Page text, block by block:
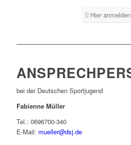
Hier anmelden
bei der Deutschen Sportjugend
Fabienne Müller
Tel.: 0696700-340
E-Mail: mueller@dsj.de